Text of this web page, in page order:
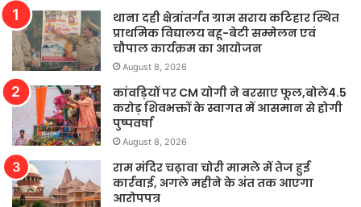
थाना दही क्षेत्रांतर्गत ग्राम सराय कटिहार स्थित
प्राथमिक विद्यालय बहू-बेटी सम्मेलन एवं
चौपाल कार्यक्रम का आयोजन
August 8, 2026
कांवड़ियों पर CM योगी ने बरसाए फूल,बोले4.5
करोड़ शिवभक्तों के स्वागत में आसमान से होगी
पुष्पवर्षा
August 8, 2026
राम मंदिर चढ़ावा चोरी मामले में तेज हुई
कार्रवाई, अगले महीने के अंत तक आएगा
आरोपपत्र